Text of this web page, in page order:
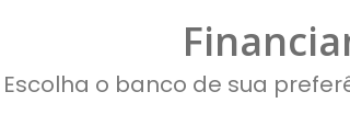
Escolha o banco de sua